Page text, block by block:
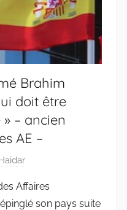
Brahim
doit être
– ancien
AE –
Affaires
son pays suite